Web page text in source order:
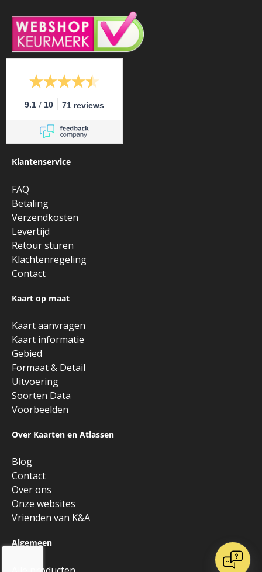
9.1 / 10 71 reviews
Klantenservice
FAQ
Betaling
Verzendkosten
Levertijd
Retour sturen
Klachtenregeling
Contact
Kaart op maat
Kaart aanvragen
Kaart informatie
Gebied
Formaat & Detail
Uitvoering
Soorten Data
Voorbeelden
Over Kaarten en Atlassen
Blog
Contact
Over ons
Onze websites
Vrienden van K&A
Algemeen